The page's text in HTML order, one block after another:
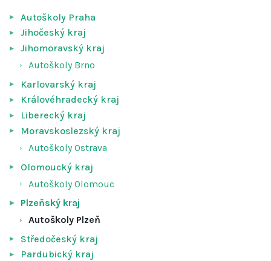
Autoškoly Praha
Jihočeský kraj
Jihomoravský kraj
Autoškoly Brno
Karlovarský kraj
Královéhradecký kraj
Liberecký kraj
Moravskoslezský kraj
Autoškoly Ostrava
Olomoucký kraj
Autoškoly Olomouc
Plzeňský kraj
Autoškoly Plzeň
Středočeský kraj
Pardubický kraj